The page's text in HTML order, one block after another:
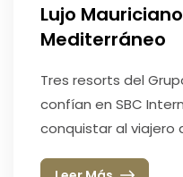
Lujo
Mediterráneo
Tres resorts del
confían en SBC
conquistar al viajero